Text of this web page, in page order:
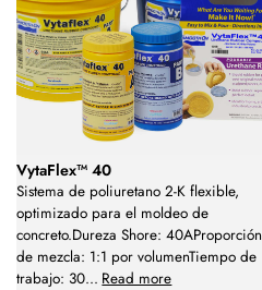
VytaFlex™ 40
Sistema de poliuretano 2-K flexible,
optimizado para el moldeo de
concreto.Dureza Shore: 40AProporción
de mezcla: 1:1 por volumenTiempo de
trabajo: 30... Read more